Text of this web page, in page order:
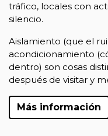
tráfico, locales con
silencio.
Aislamiento (que el
acondicionamiento
dentro) son cosas
después de visitar y
Más información